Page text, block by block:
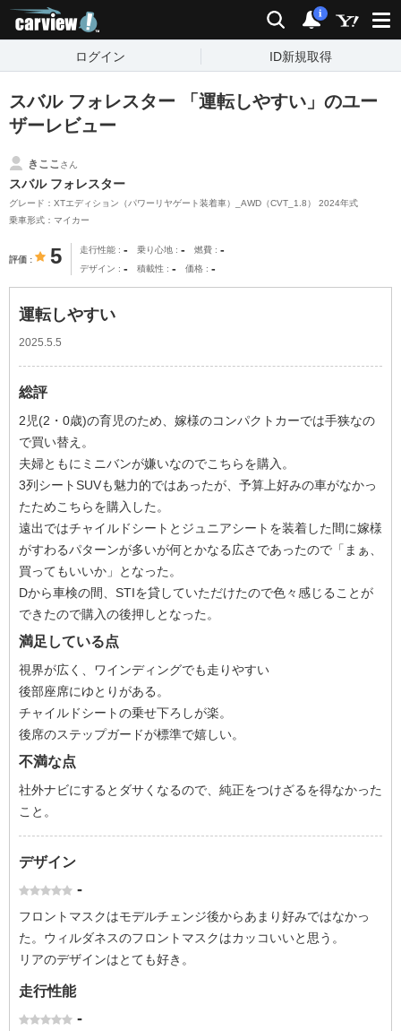
検索 通知
i
ログイン ID新規取得
スバル フォレスター 「運転しやすい」のユー
ザーレビュー
きここ さん
スバル フォレスター
グレード：XTエディション（パワーリヤゲート装着車）_AWD（CVT_1.8） 2024年式
乗車形式：マイカー
評価 5 走行性能 - 乗り心地 - 燃費 -
デザイン - 積載性 - 価格 -
運転しやすい
2025.5.5
総評
2児(2・0歳)の育児のため、嫁様のコンパクトカーでは手狭なの
で買い替え。
夫婦ともにミニバンが嫌いなのでこちらを購入。
3列シートSUVも魅力的ではあったが、予算上好みの車がなかっ
たためこちらを購入した。
遠出ではチャイルドシートとジュニアシートを装着した間に嫁様
がすわるパターンが多いが何とかなる広さであったので「まぁ、
買ってもいいか」となった。
Dから車検の間、STIを貸していただけたので色々感じることが
できたので購入の後押しとなった。
満足している点
視界が広く、ワインディングでも走りやすい
後部座席にゆとりがある。
チャイルドシートの乗せ下ろしが楽。
後席のステップガードが標準で嬉しい。
不満な点
社外ナビにするとダサくなるので、純正をつけざるを得なかった
こと。
デザイン
-
フロントマスクはモデルチェンジ後からあまり好みではなかっ
た。ウィルダネスのフロントマスクはカッコいいと思う。
リアのデザインはとても好き。
走行性能
-